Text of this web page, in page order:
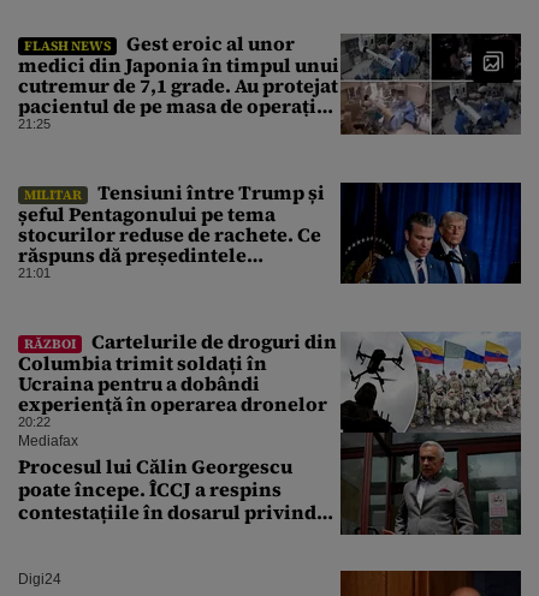
FLASH NEWS
Gest eroic al unor
medici din Japonia în timpul unui
cutremur de 7,1 grade. Au protejat
pacientul de pe masa de operație
cu propriile corpuri
21:25
MILITAR
Tensiuni între Trump și
șeful Pentagonului pe tema
stocurilor reduse de rachete. Ce
răspuns dă președintele
american
21:01
RĂZBOI
Cartelurile de droguri din
Columbia trimit soldați în
Ucraina pentru a dobândi
experiență în operarea dronelor
20:22
Mediafax
Procesul lui Călin Georgescu
poate începe. ÎCCJ a respins
contestațiile în dosarul privind
Digi24